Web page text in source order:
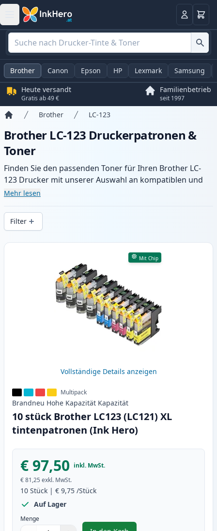
Anmelden
Brother Canon Epson HP Lexmark Samsung
Heute versandt
Gratis ab 49 €
Familienbetrieb
seit 1997
Brother LC-123
Brother LC-123 Druckerpatronen &
Toner
Finden Sie den passenden Toner für Ihren Brother LC-
123 Drucker mit unserer Auswahl an kompatiblen und
XL-Patronen. Profitieren Sie von gleichbleibender
in .
Mehr lesen
Filter
Produkte
Mit Chip
Vollständige Details anzeigen
Multipack
Brandneu Hohe Kapazität Kapazität
10 stück Brother LC123 (LC121) XL
tintenpatronen (Ink Hero)
€ 97,50 inkl. MwSt.
€ 81,25 exkl. MwSt.
10 Stück | € 9,75 /Stück
Auf Lager
Menge